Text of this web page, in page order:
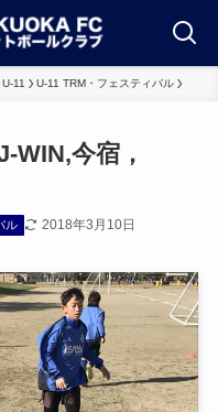
U-11 U-11 TRM・フェスティバル
WIN,今宿，
ル 2018年3月10日